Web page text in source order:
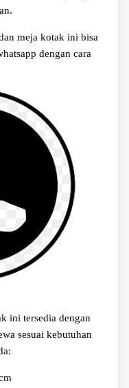
meja kotak ini bisa
dengan cara
ini tersedia dengan
sesuai kebutuhan